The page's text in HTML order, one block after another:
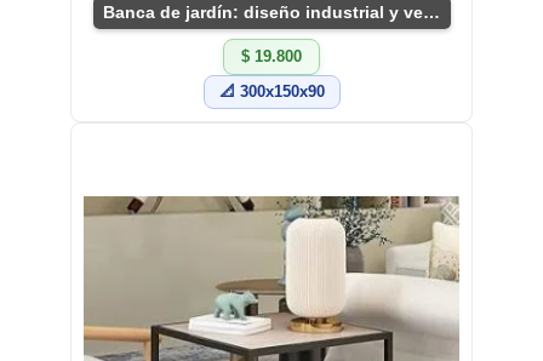
Banca de jardín: diseño industrial y versátil
$ 19.800
📐 300x150x90